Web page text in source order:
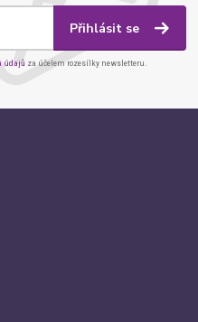
Přihlásit se
údajů za účelem rozesílky newsletteru.